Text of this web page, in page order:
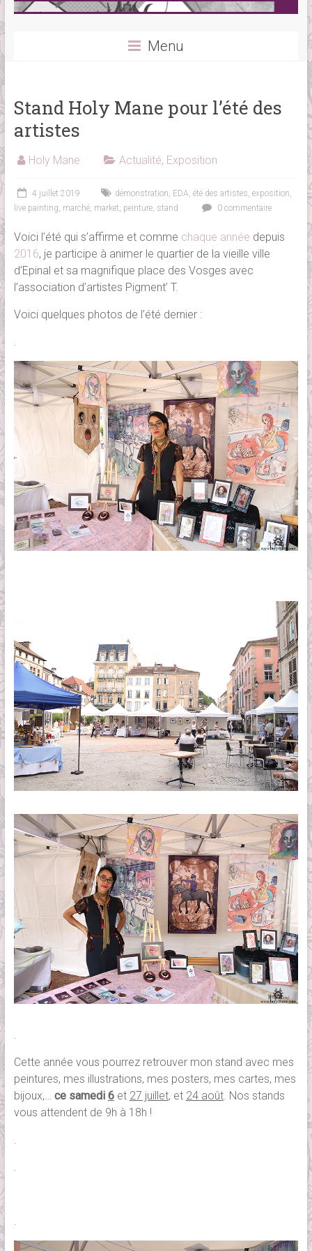
Menu
Stand Holy Mane pour l’été des
artistes
Holy Mane Actualité, Exposition
4 juillet 2019 démonstration, EDA, été des artistes, exposition,
live painting, marché, market, peinture, stand 0 commentaire
Voici l’été qui s’affirme et comme chaque année depuis
2016, je participe à animer le quartier de la vieille ville
d’Epinal et sa magnifique place des Vosges avec
l’association d’artistes Pigment’ T.
Voici quelques photos de l’été dernier :
.
.
Cette année vous pourrez retrouver mon stand avec mes
peintures, mes illustrations, mes posters, mes cartes, mes
bijoux,… ce samedi 6et 27 juillet, et 24 août. Nos stands
vous attendent de 9h à 18h !
.
.
.